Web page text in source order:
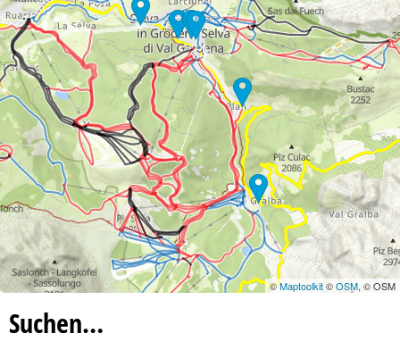
©Maptoolkit©OSM, © OSM
Suchen…